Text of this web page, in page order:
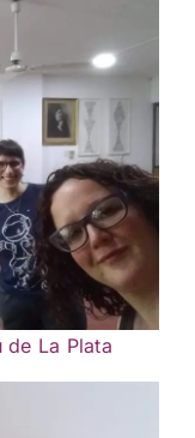
de La Plata